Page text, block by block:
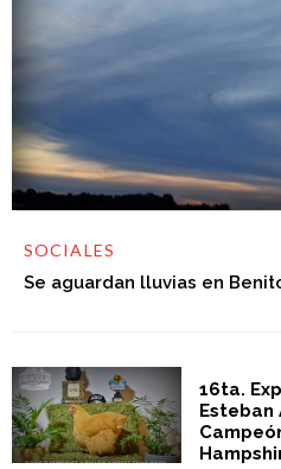
SOCIALES
Se aguardan lluvias en
16ta.